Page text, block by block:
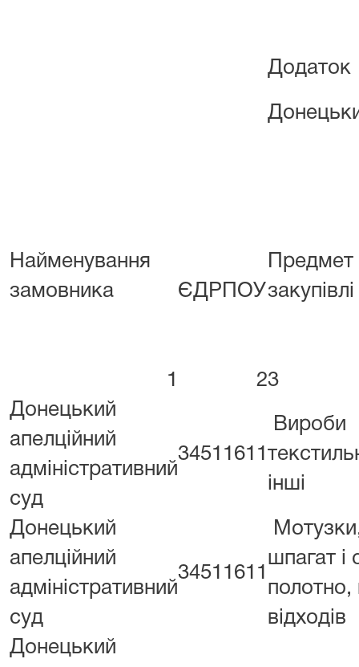
Додаток
Найменування
замовника
ЄДРПОУ
Предмет
закупівлі
1 23
Донецький
апелційний
адміністративний
суд
34511611
Вироби
інші
Донецький
апелційний
адміністративний
суд
34511611
шпагат і
полотно,
відходів
Донецький